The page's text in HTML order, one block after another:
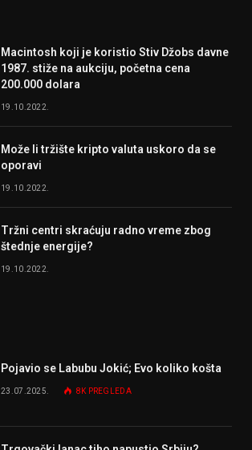
Macintosh koji je koristio Stiv Džobs davne
1987. stiže na aukciju, početna cena
200.000 dolara
19.10.2022.
Može li tržište kripto valuta uskoro da se
oporavi
19.10.2022.
Tržni centri skraćuju radno vreme zbog
štednje energije?
19.10.2022.
Pojavio se Labubu Jokić; Evo koliko košta
23.07.2025. 8K PREGLEDA